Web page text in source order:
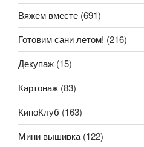
Вяжем вместе (691)
Готовим сани летом! (216)
Декупаж (15)
Картонаж (83)
КиноКлуб (163)
Мини вышивка(122)